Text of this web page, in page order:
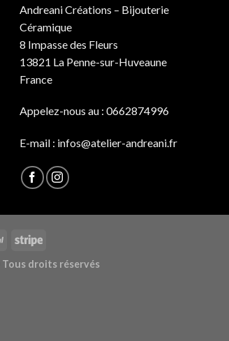
Andreani Créations – Bijouterie
Céramique
8 Impasse des Fleurs
13821 La Penne-sur-Huveaune
France
Appelez-nous au : 0662874996
E-mail : infos@atelier-andreani.fr
Tous droits réservés